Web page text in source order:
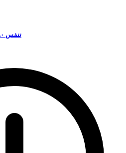
تنفس ۹۰ روزه برای سرمایه در گردش تولید